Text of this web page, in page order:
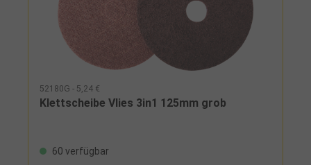
52180G - 5,24 €
Klettscheibe Vlies 3in1 125mm grob
60 verfügbar